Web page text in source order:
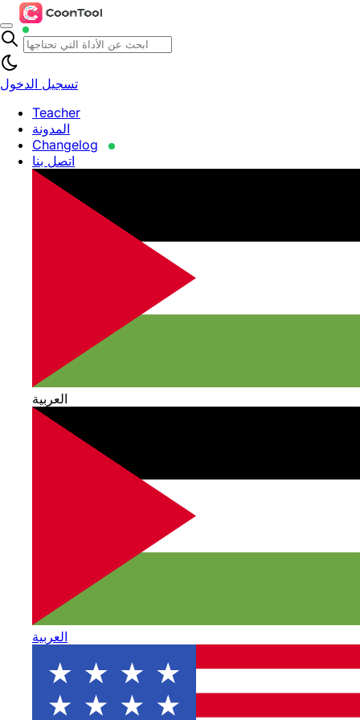
تسجيل الدخول
Teacher
المدونة
Changelog
اتصل بنا
العربية
العربية